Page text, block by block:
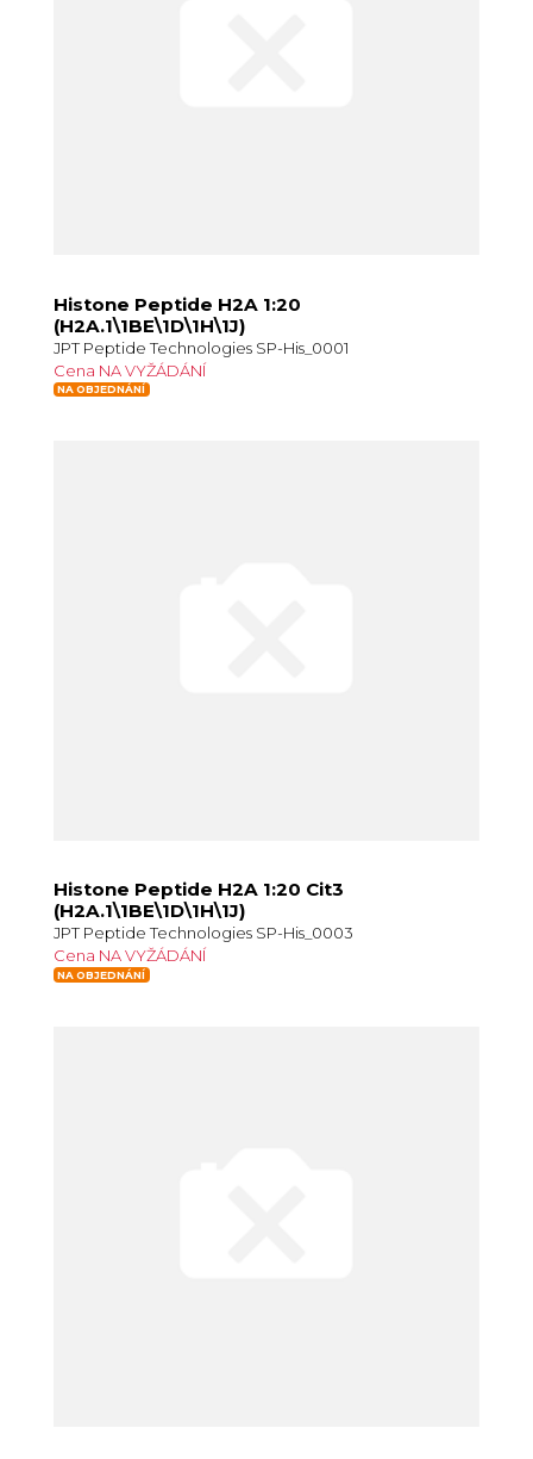
Histone Peptide H2A 1:20
(H2A.1\1BE\1D\1H\1J)
JPT Peptide Technologies SP-His_0001
Cena NA VYŽÁDÁNÍ
NA OBJEDNÁNÍ
Histone Peptide H2A 1:20 Cit3
(H2A.1\1BE\1D\1H\1J)
JPT Peptide Technologies SP-His_0003
Cena NA VYŽÁDÁNÍ
NA OBJEDNÁNÍ